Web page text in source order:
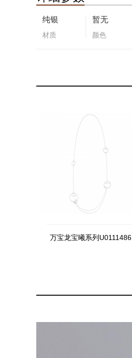
纯银
材质
暂无
颜色
万宝龙宝曦系列U0111486